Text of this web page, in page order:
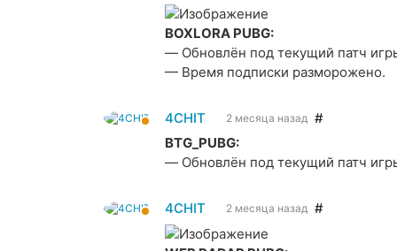
BOXLORA PUBG:
— Обновлён под текущий патч
— Время подписки разморожено.
4CHIT 2 месяца назад #
BTG_PUBG:
— Обновлён под текущий патч
4CHIT 2 месяца назад #